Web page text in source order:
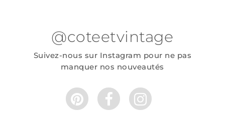
@coteetvintage
Suivez-nous sur Instagram pour ne pas
manquer nos nouveautés